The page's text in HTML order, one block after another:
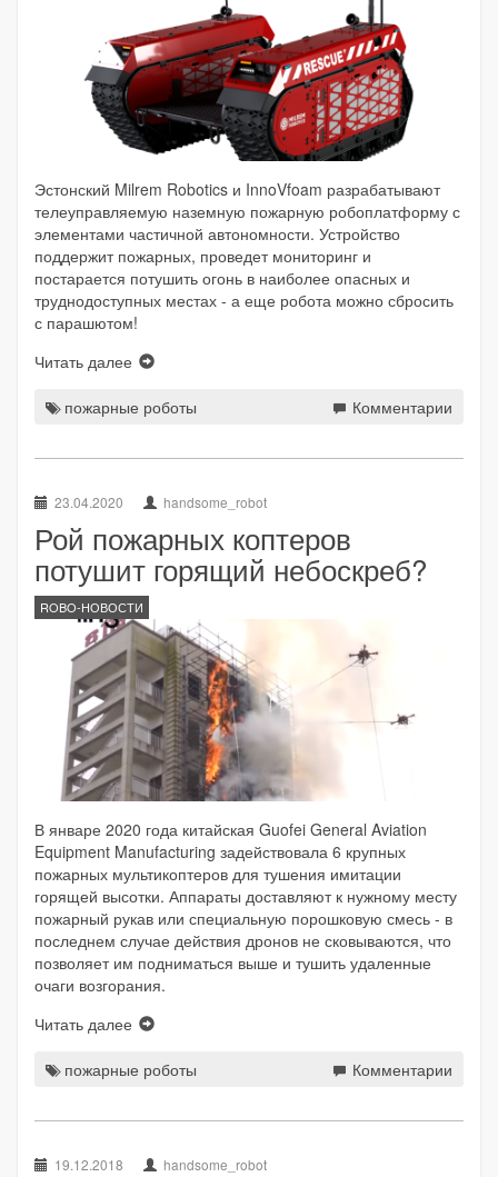
Эстонский Milrem Robotics и InnoVfoam разрабатывают
телеуправляемую наземную пожарную робоплатформу с
элементами частичной автономности. Устройство
поддержит пожарных, проведет мониторинг и
постарается потушить огонь в наиболее опасных и
труднодоступных местах - а еще робота можно сбросить
с парашютом!
Читать далее
пожарные роботы Комментарии
23.04.2020 handsome_robot
Рой пожарных коптеров
потушит горящий небоскреб?
ROBO-НОВОСТИ
В январе 2020 года китайская Guofei General Aviation
Equipment Manufacturing задействовала 6 крупных
пожарных мультикоптеров для тушения имитации
горящей высотки. Аппараты доставляют к нужному месту
пожарный рукав или специальную порошковую смесь - в
последнем случае действия дронов не сковываются, что
позволяет им подниматься выше и тушить удаленные
очаги возгорания.
Читать далее
пожарные роботы Комментарии
19.12.2018 handsome_robot